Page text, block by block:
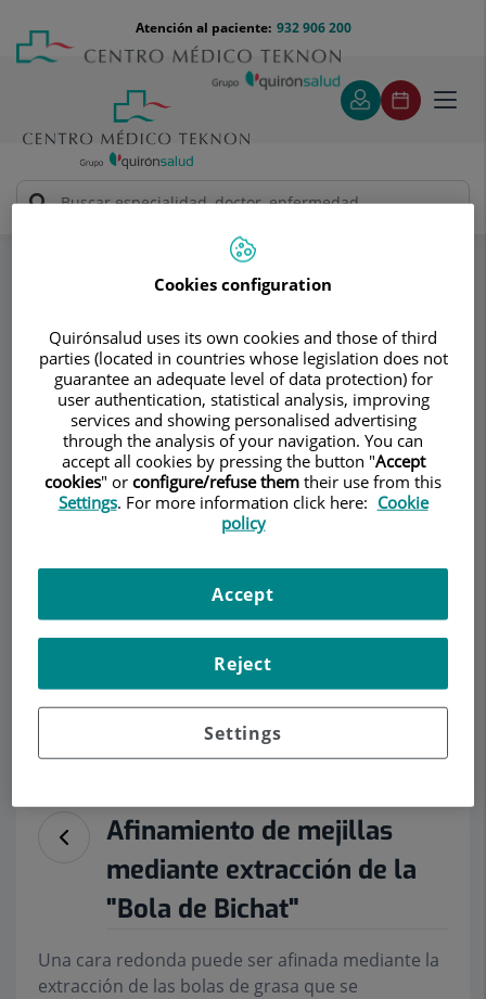
contenido
Menú
teléfono
cabecera
932 906 200
Atención al paciente:
VILA GROUP CLÍNIC
Tratamientos médicos estéticos
Afinamiento de mejillas mediante extracción de la "Bola
Consultorio
VG VILA GROUP CLÍNIC
CIRUGÍA PLÁSTICA Y REPARADORA
EquipoContacto
Pedir cita
Afinamiento de mejillas
mediante extracción de la
"Bola de Bichat"
Una cara redonda puede ser afinada mediante la
extracción de las bolas de grasa que se
Cookies configuration
Quirónsalud uses its own cookies and those of third
parties (located in countries whose legislation does not
guarantee an adequate level of data protection) for
user authentication, statistical analysis, improving
services and showing personalised advertising
through the analysis of your navigation. You can
accept all cookies by pressing the button "Accept
cookies" or configure/refuse them their use from this
Settings. For more information click here: Cookie
policy
Settings
Reject
Accept